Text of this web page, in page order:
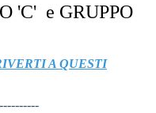
'C' e GRUPPO
A QUESTI